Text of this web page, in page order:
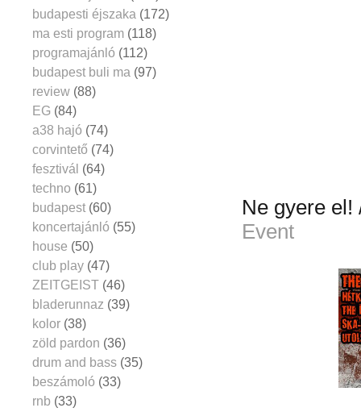
Ne gyere
Event
budapesti éjszaka (172)
ma esti program (118)
programajánló (112)
budapest buli ma (97)
review (88)
EG (84)
a38 hajó (74)
corvintető (74)
fesztivál (64)
techno (61)
budapest (60)
koncertajánló (55)
house (50)
club play (47)
ZEITGEIST (46)
bladerunnaz (39)
kolor (38)
zöld pardon (36)
drum and bass (35)
beszámoló (33)
rnb (33)